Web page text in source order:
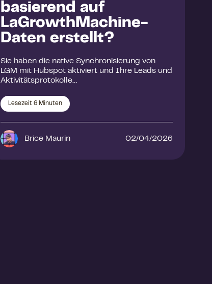
basierend auf
LaGrowthMachine-
Daten erstellt?
Sie haben die native Synchronisierung von
LGM mit Hubspot aktiviert und Ihre Leads und
Aktivitätsprotokolle…
Lesezeit 6 Minuten
Brice Maurin 02/04/2026